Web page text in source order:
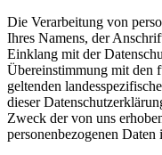
Die Verarbeitung von
Ihres Namens, der
Einklang mit der
Übereinstimmung mit
geltenden
dieser
Zweck der von uns
personenbezogenen Daten